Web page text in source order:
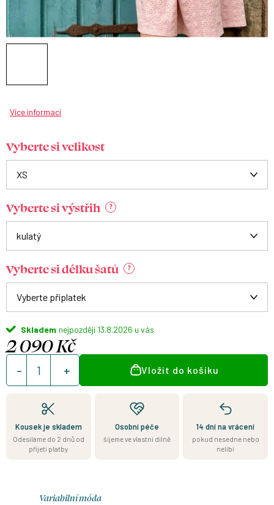
Více informací
Vyberte si velikost
Vyberte si výstřih ?
Vyberte si délku šatů ?
Skladem 13.8.2026
2 090 Kč
Měrná
cena:
Vložit do košíku
Kousek je skladem
Odesíláme do 2 dnů od
přijetí platby
Osobní péče
šijeme ve vlastní dílně
14 dní na vrácení
pokud nesedne nebo
nelíbí
Variabilní móda